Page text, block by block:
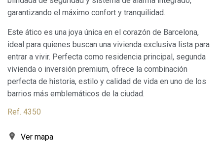
garantizando el máximo confort y tranquilidad.
Este ático es una joya única en el corazón de Barcelona,
ideal para quienes buscan una vivienda exclusiva lista para
entrar a vivir. Perfecta como residencia principal, segunda
vivienda o inversión premium, ofrece la combinación
perfecta de historia, estilo y calidad de vida en uno de los
barrios más emblemáticos de la ciudad.
Ref. 4350
Ver mapa
deberá tener en cuenta que dicha acción podrá ocasionar
dificultades de navegación de la página web.
Analíticas y personalización
Permiten realizar el seguimiento y análisis del
comportamiento de los usuarios de este sitio web. La
información recogida mediante este tipo de cookies se
utiliza en la medición de la actividad de la web para la
elaboración de perfiles de navegación de los usuarios con
el fin de introducir mejoras en función del análisis de los
guardar la información de preferencia del usuario para